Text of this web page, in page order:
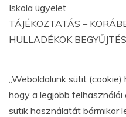
Iskola ügyelet
TÁJÉKOZTATÁS –
HULLADÉKOK
„Weboldalunk sütit
hogy a legjobb
sütik használatát bármikor